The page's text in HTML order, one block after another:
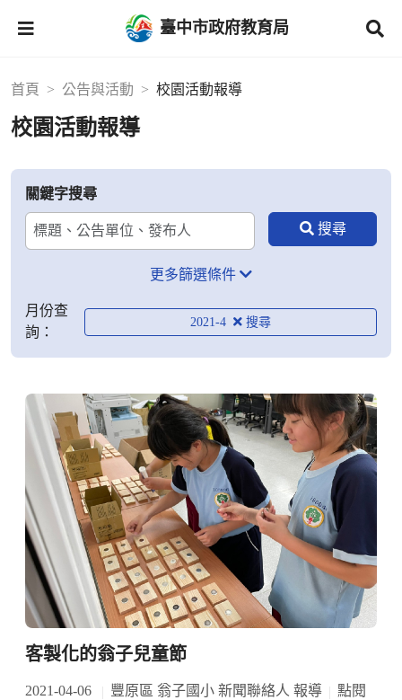
臺中市政府教育局
首頁 公告與活動 校園活動報導
校園活動報導
關鍵字搜尋
更多篩選條件
月份查
詢：
2021-4
客製化的翁子兒童節
2021-04-06 豐原區 翁子國小 新聞聯絡人 報導
點閱